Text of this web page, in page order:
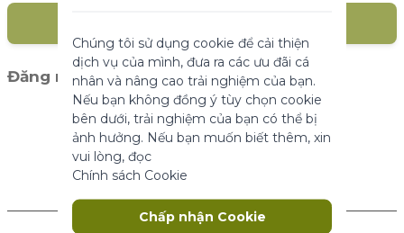
Đăng nhập với mạng xã hội(1)
Khách hàng mới
thể hoạt động bình thường. Chúng
giúp làm cho một trang web có thể sử
dụng được bằng cách kích hoạt chức
năng cơ bản.
Thông số sản phẩm
Cookie tiếp thị được sử dụng để theo
Chúng tôi sử dụng cookie để cải thiện
dịch vụ của mình, đưa ra các ưu đãi cá
nhân và nâng cao trải nghiệm của bạn.
Nếu bạn không đồng ý tùy chọn cookie
bên dưới, trải nghiệm của bạn có thể bị
ảnh hưởng. Nếu bạn muốn biết thêm, xin
vui lòng, đọc
Chính sách Cookie
Chấp nhận Cookie